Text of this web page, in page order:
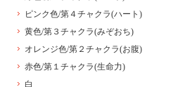
ピンク色/第４チャクラ(ハート)
黄色/第３チャクラ(みぞおち)
オレンジ色/第２チャクラ(お腹)
赤色/第１チャクラ(生命力)
白